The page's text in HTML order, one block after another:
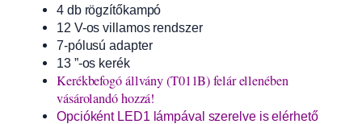
4 db rögzítőkampó
12 V-os villamos rendszer
7-pólusú adapter
13 ”-os kerék
Kerékbefogó állvány (T011B) felár ellenében
vásárolandó hozzá!
Opcióként LED1 lámpával szerelve is elérhető